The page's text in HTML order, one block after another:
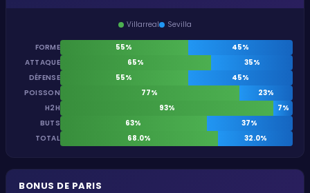
Villarreal Sevilla
FORME 55%
45%
ATTAQUE
65%
35%
DÉFENSE
55%
45%
POISSON
77%
23%
H2H
93%
7%
BUTS
63%
37%
TOTAL
68.0% 32.0%
BONUS DE PARIS